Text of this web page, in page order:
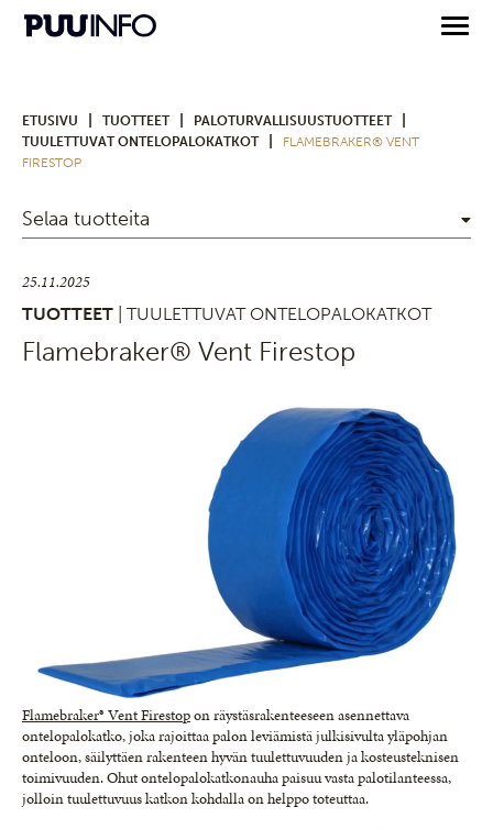
ETUSIVU TUOTTEET PALOTURVALLISUUSTUOTTEET
TUULETTUVAT ONTELOPALOKATKOT
FLAMEBRAKER® VENT
FIRESTOP
Selaa tuotteita
25.11.2025
TUOTTEET
| TUULETTUVAT ONTELOPALOKATKOT
Flamebraker® Vent Firestop
Flamebraker® Vent Firestopon räystäsrakenteeseen asennettava
ontelopalokatko, joka rajoittaa palon leviämistä julkisivulta yläpohjan
onteloon, säilyttäen rakenteen hyvän tuulettuvuuden ja kosteusteknisen
toimivuuden. Ohut ontelopalokatkonauha paisuu vasta palotilanteessa,
jolloin tuulettuvuus katkon kohdalla on helppo toteuttaa.